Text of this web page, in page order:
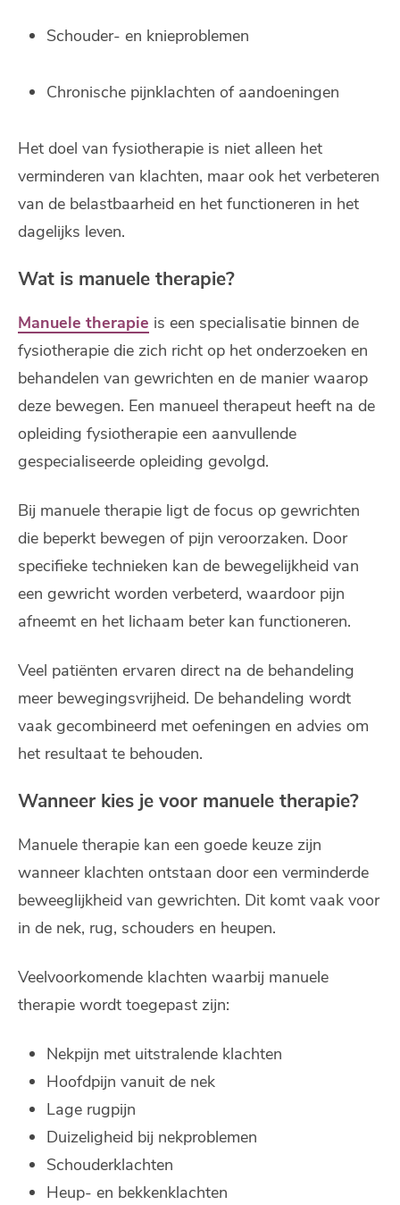
Schouder- en knieproblemen
Chronische pijnklachten of aandoeningen
Het doel van fysiotherapie is niet alleen het
verminderen van klachten, maar ook het verbeteren
van de belastbaarheid en het functioneren in het
dagelijks leven.
Wat is manuele therapie?
Manuele therapie is een specialisatie binnen de
fysiotherapie die zich richt op het onderzoeken en
behandelen van gewrichten en de manier waarop
deze bewegen. Een manueel therapeut heeft na de
opleiding fysiotherapie een aanvullende
gespecialiseerde opleiding gevolgd.
Bij manuele therapie ligt de focus op gewrichten
die beperkt bewegen of pijn veroorzaken. Door
specifieke technieken kan de bewegelijkheid van
een gewricht worden verbeterd, waardoor pijn
afneemt en het lichaam beter kan functioneren.
Veel patiënten ervaren direct na de behandeling
meer bewegingsvrijheid. De behandeling wordt
vaak gecombineerd met oefeningen en advies om
het resultaat te behouden.
Wanneer kies je voor manuele therapie?
Manuele therapie kan een goede keuze zijn
wanneer klachten ontstaan door een verminderde
beweeglijkheid van gewrichten. Dit komt vaak voor
in de nek, rug, schouders en heupen.
Veelvoorkomende klachten waarbij manuele
therapie wordt toegepast zijn:
Nekpijn met uitstralende klachten
Hoofdpijn vanuit de nek
Lage rugpijn
Duizeligheid bij nekproblemen
Schouderklachten
Heup- en bekkenklachten